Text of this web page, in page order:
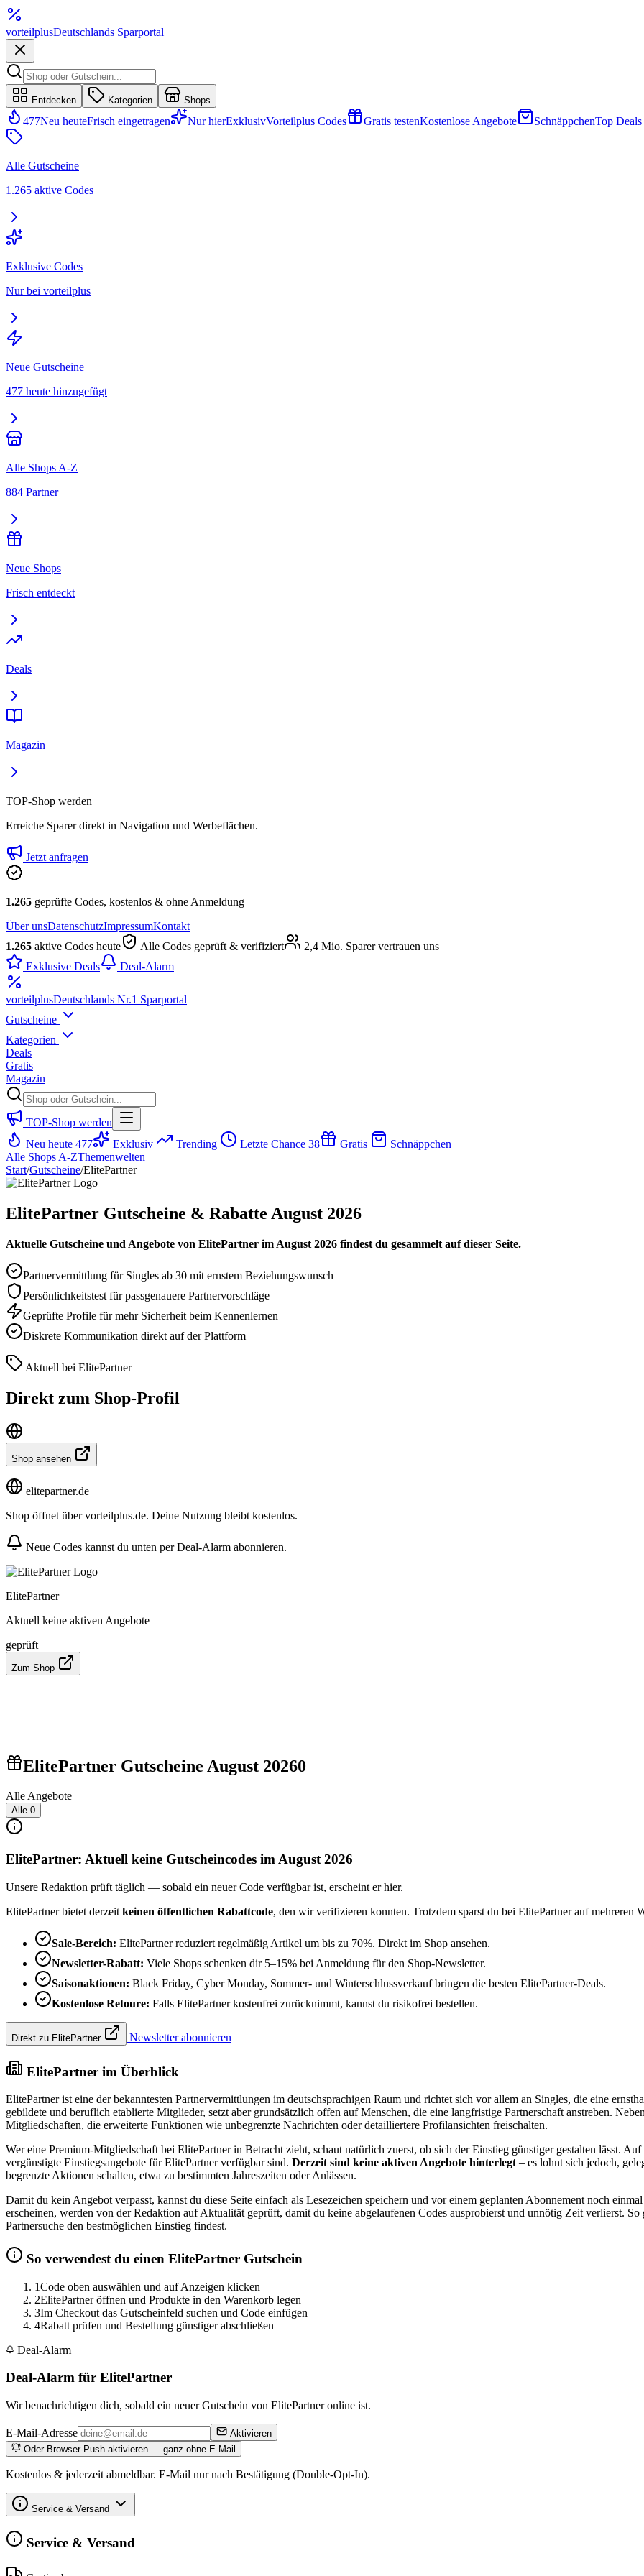
vorteilplusDeutschlands Sparportal
Entdecken Kategorien Shops
477Neu heuteFrisch eingetragen Nur hierExklusivVorteilplus Codes Gratis testenKostenlose Angebote SchnäppchenTop Deals
Alle Gutscheine
1.265 aktive Codes
Exklusive Codes
Nur bei vorteilplus
Neue Gutscheine
477 heute hinzugefügt
Alle Shops A-Z
884 Partner
Neue Shops
Frisch entdeckt
Deals
Magazin
TOP-Shop werden
Erreiche Sparer direkt in Navigation und Werbeflächen.
Jetzt anfragen
1.265 geprüfte Codes, kostenlos & ohne Anmeldung
Über unsDatenschutzImpressumKontakt
1.265 aktive Codes heute Alle Codes geprüft & verifiziert
2,4 Mio. Sparer vertrauen uns
Exklusive Deals
Deal-Alarm
vorteilplusDeutschlands Nr.1 Sparportal
Gutscheine
Kategorien
Deals
Gratis
Magazin
TOP-Shop werden
Neu heute 477 Exklusiv Trending Letzte Chance 38 Gratis
Schnäppchen
Alle Shops A-ZThemenwelten
Start/Gutscheine/ElitePartner
ElitePartner Gutscheine & Rabatte August 2026
Aktuelle Gutscheine und Angebote von ElitePartner im August 2026 findest du gesammelt auf dieser Seite.
Partnervermittlung für Singles ab 30 mit ernstem Beziehungswunsch
Persönlichkeitstest für passgenauere Partnervorschläge
Geprüfte Profile für mehr Sicherheit beim Kennenlernen
Diskrete Kommunikation direkt auf der Plattform
Aktuell bei ElitePartner
Direkt zum Shop-Profil
Shop ansehen
elitepartner.de
Shop öffnet über vorteilplus.de. Deine Nutzung bleibt kostenlos.
Neue Codes kannst du unten per Deal-Alarm abonnieren.
ElitePartner
Aktuell keine aktiven Angebote
geprüft
Zum Shop
ElitePartner Gutscheine August 20260
Alle Angebote
Alle 0
ElitePartner: Aktuell keine Gutscheincodes im August 2026
Unsere Redaktion prüft täglich — sobald ein neuer Code verfügbar ist, erscheint er hier.
ElitePartner bietet derzeit keinen öffentlichen Rabattcode, den wir verifizieren konnten. Trotzdem sparst du bei ElitePartner auf mehreren
Sale-Bereich: ElitePartner reduziert regelmäßig Artikel um bis zu 70%. Direkt im Shop ansehen.
Newsletter-Rabatt: Viele Shops schenken dir 5–15% bei Anmeldung für den Shop-Newsletter.
Saisonaktionen: Black Friday, Cyber Monday, Sommer- und Winterschlussverkauf bringen die besten ElitePartner-Deals.
Kostenlose Retoure: Falls ElitePartner kostenfrei zurücknimmt, kannst du risikofrei bestellen.
Direkt zu ElitePartner Newsletter abonnieren
ElitePartner im Überblick
ElitePartner ist eine der bekanntesten Partnervermittlungen im deutschsprachigen Raum und richtet sich vor allem an Singles, die eine
gebildete und beruflich etablierte Mitglieder, setzt aber grundsätzlich offen auf Menschen, die eine langfristige Partnerschaft anstreben.
Mitgliedschaften, die erweiterte Funktionen wie unbegrenzte Nachrichten oder detailliertere Profilansichten freischalten.
Wer eine Premium-Mitgliedschaft bei ElitePartner in Betracht zieht, schaut natürlich zuerst, ob sich der Einstieg günstiger gestalten lässt.
vergünstigte Einstiegsangebote für ElitePartner verfügbar sind. Derzeit sind keine aktiven Angebote hinterlegt – es lohnt sich jedoch,
begrenzte Aktionen schalten, etwa zu bestimmten Jahreszeiten oder Anlässen.
Damit du kein Angebot verpasst, kannst du diese Seite einfach als Lesezeichen speichern und vor einem geplanten Abonnement noch
erscheinen, werden von der Redaktion auf Aktualität geprüft, damit du keine abgelaufenen Codes ausprobierst und unnötig Zeit verlierst.
Partnersuche den bestmöglichen Einstieg findest.
So verwendest du einen ElitePartner Gutschein
1Code oben auswählen und auf Anzeigen klicken
2ElitePartner öffnen und Produkte in den Warenkorb legen
3Im Checkout das Gutscheinfeld suchen und Code einfügen
4Rabatt prüfen und Bestellung günstiger abschließen
Deal-Alarm
Deal-Alarm für ElitePartner
Wir benachrichtigen dich, sobald ein neuer Gutschein von ElitePartner online ist.
E-Mail-Adresse
Aktivieren
Oder Browser-Push aktivieren — ganz ohne E-Mail
Kostenlos & jederzeit abmeldbar. E-Mail nur nach Bestätigung (Double-Opt-In).
Service & Versand
Service & Versand